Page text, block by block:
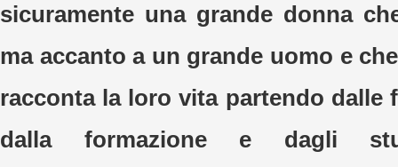
sicuramente una grande donna
ma accanto a un grande uomo e
racconta la loro vita partendo dalle
dalla formazione e dagli